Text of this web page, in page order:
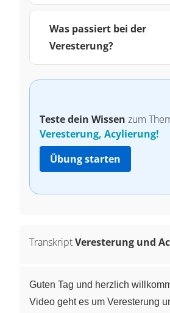
Was passiert bei der
Veresterung?
Teste dein Wissen zum
Veresterung, Acylierung!
Übung starten
TranskriptVeresterung und
Guten Tag und herzlich
Video geht es um Veresterung